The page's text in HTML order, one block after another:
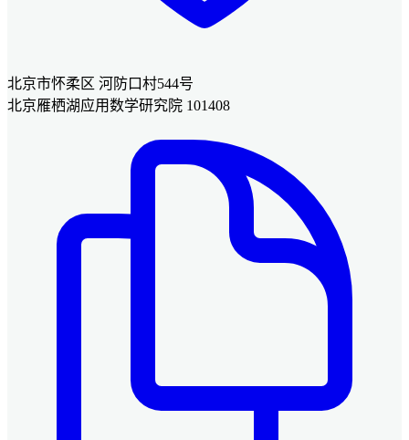
北京市怀柔区 河防口村544号
北京雁栖湖应用数学研究院 101408